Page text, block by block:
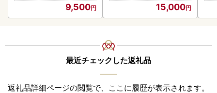
9,500 15,000
最近チェックした返礼品
返礼品詳細ページの閲覧で、ここに履歴が表示されます。